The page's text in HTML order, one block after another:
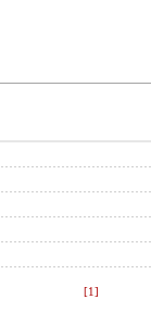
[1]